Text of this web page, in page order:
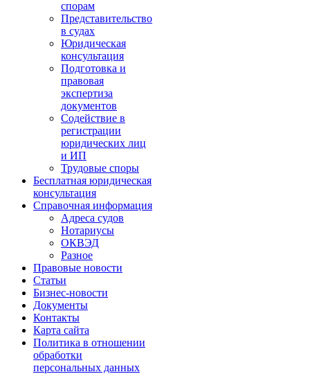
спорам
Представительство
в судах
Юридическая
консультация
Подготовка и
правовая
экспертиза
документов
Содействие в
регистрации
юридических лиц
и ИП
Трудовые споры
Бесплатная юридическая
консультация
Справочная информация
Адреса судов
Нотариусы
ОКВЭД
Разное
Правовые новости
Статьи
Бизнес-новости
Документы
Контакты
Карта сайта
Политика в отношении
обработки
персональных данных